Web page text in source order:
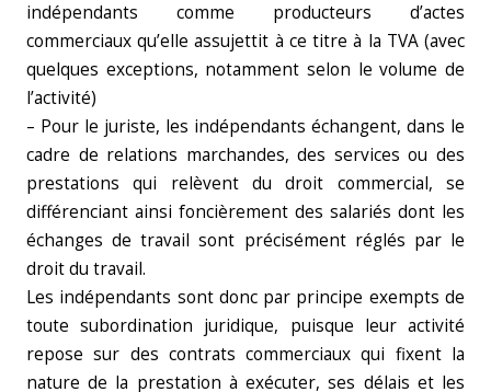
indépendants comme producteurs d’actes
commerciaux qu’elle assujettit à ce titre à la TVA (avec
quelques exceptions, notamment selon le volume de
l’activité)
– Pour le juriste, les indépendants échangent, dans le
cadre de relations marchandes, des services ou des
prestations qui relèvent du droit commercial, se
différenciant ainsi foncièrement des salariés dont les
échanges de travail sont précisément réglés par le
droit du travail.
Les indépendants sont donc par principe exempts de
toute subordination juridique, puisque leur activité
repose sur des contrats commerciaux qui fixent la
nature de la prestation à exécuter, ses délais et les